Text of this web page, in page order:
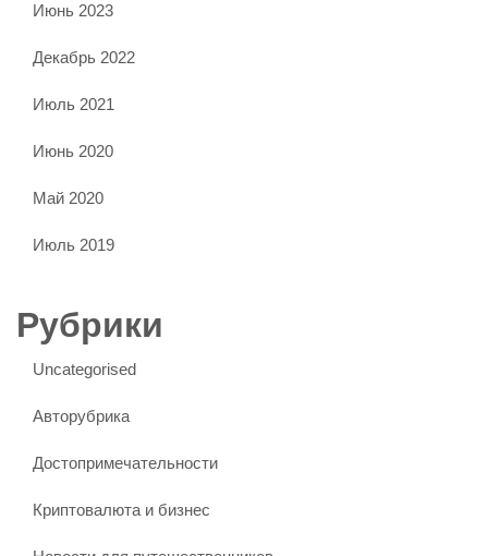
Июнь 2023
Декабрь 2022
Июль 2021
Июнь 2020
Май 2020
Июль 2019
Рубрики
Uncategorised
Авторубрика
Достопримечательности
Криптовалюта и бизнес